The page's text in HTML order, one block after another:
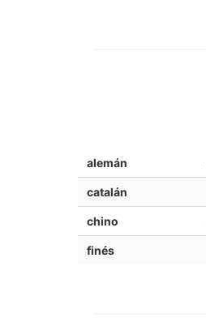
alemán
catalán
chino
finés